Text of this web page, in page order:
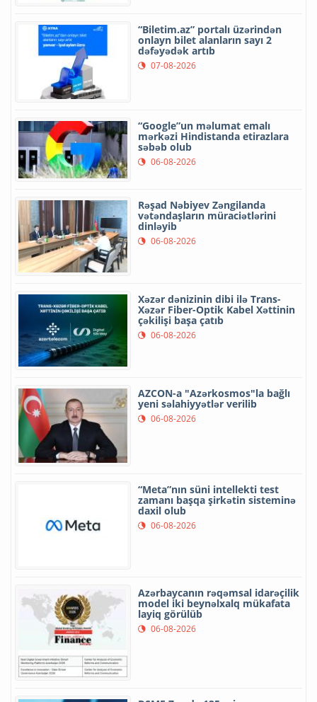
“Biletim.az” portalı üzərindən
onlayn bilet alanların sayı 2
dəfəyədək artıb
07-08-2026
“Google”un məlumat emalı
mərkəzi Hindistanda etirazlara
səbəb olub
06-08-2026
Rəşad Nəbiyev Zəngilanda
vətəndaşların müraciətlərini
dinləyib
06-08-2026
Xəzər dənizinin dibi ilə Trans-
Xəzər Fiber-Optik Kabel Xəttinin
çəkilişi başa çatıb
06-08-2026
AZCON-a "Azərkosmos"la bağlı
yeni səlahiyyətlər verilib
06-08-2026
“Meta”nın süni intellekti test
zamanı başqa şirkətin sisteminə
daxil olub
06-08-2026
Azərbaycanın rəqəmsal idarəçilik
model iki beynəlxalq mükafata
layiq görülüb
06-08-2026